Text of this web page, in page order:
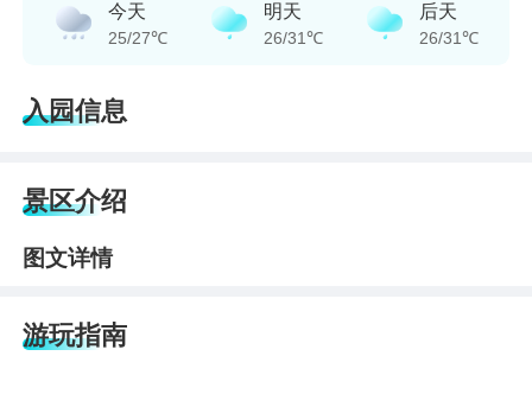
今天
25/27℃
明天
26/31℃
后天
26/31℃
入园信息
景区介绍
图文详情
游玩指南